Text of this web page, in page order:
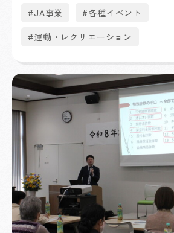
#JA事業
#各種イベント
#運動・レクリエーション